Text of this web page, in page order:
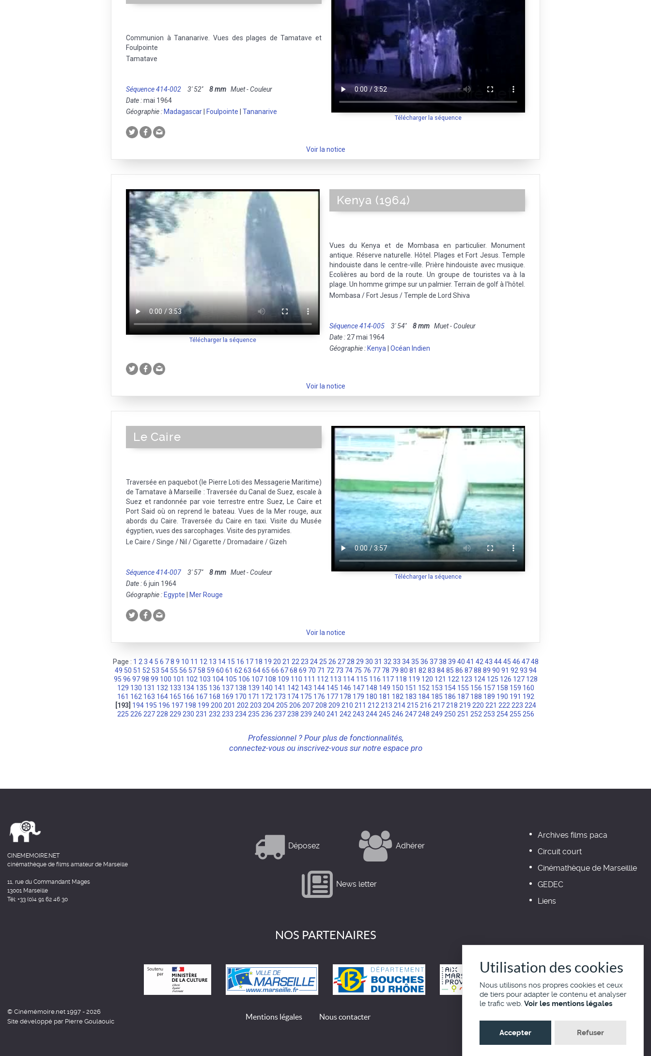
Télécharger la séquence
Communion à Tananarive. Vues des plages de Tamatave et
Foulpointe
Tamatave
Séquence 414-002 3' 52'' 8 mm Muet - Couleur
Date :mai 1964
Géographie : Madagascar Foulpointe Tananarive
Voir la notice
Télécharger la séquence
Kenya (1964)
Vues du Kenya et de Mombasa en particulier. Monument
antique. Réserve naturelle. Hôtel. Plages et Fort Jesus. Temple
hindouiste dans le centre-ville. Prière hindouiste avec musique.
Ecolières au bord de la route. Un groupe de touristes va à la
plage. Un homme grimpe sur un palmier. Terrain de golf à l'hôtel.
Mombasa / Fort Jesus / Temple de Lord Shiva
Séquence 414-005 3' 54'' 8 mm Muet - Couleur
Date : 27 mai 1964
Géographie : Kenya Océan Indien
Voir la notice
Télécharger la séquence
Le Caire
Traversée en paquebot (le Pierre Loti des Messagerie Maritime)
de Tamatave à Marseille : Traversée du Canal de Suez, escale à
Suez et randonnée par voie terrestre entre Suez, Le Caire et
Port Said où on reprend le bateau. Vues de la Mer rouge, aux
abords du Caire. Traversée du Caire en taxi. Visite du Musée
égyptien, vues des sarcophages. Visite des pyramides.
Le Caire / Singe / Nil / Cigarette / Dromadaire / Gizeh
Séquence 414-007 3' 57'' 8 mm Muet - Couleur
Date :6 juin 1964
Géographie : Egypte Mer Rouge
Voir la notice
Page : 1 2 3 4 5 6 7 8 9 10 11 12 13 14 15 16 17 18 19 20 21 22 23 24 25 26 27 28 29 30 31 32 33 34 35 36 37 38 39 40 41 42 43 44 45 46 47 48
49 50 51 52 53 54 55 56 57 58 59 60 61 62 63 64 65 66 67 68 69 70 71 72 73 74 75 76 77 78 79 80 81 82 83 84 85 86 87 88 89 90 91 92 93 94
95 96 97 98 99 100 101 102 103 104 105 106 107 108 109 110 111 112 113 114 115 116 117 118 119 120 121 122 123 124 125 126 127 128
129 130 131 132 133 134 135 136 137 138 139 140 141 142 143 144 145 146 147 148 149 150 151 152 153 154 155 156 157 158 159 160
161 162 163 164 165 166 167 168 169 170 171 172 173 174 175 176 177 178 179 180 181 182 183 184 185 186 187 188 189 190 191 192
[193] 194 195 196 197 198 199 200 201 202 203 204 205 206 207 208 209 210 211 212 213 214 215 216 217 218 219 220 221 222 223 224
225 226 227 228 229 230 231 232 233 234 235 236 237 238 239 240 241 242 243 244 245 246 247 248 249 250 251 252 253 254 255 256
Professionnel ? Pour plus de fonctionnalités,
connectez-vous ou inscrivez-vous sur notre espace pro
CINEMEMOIRE.NET
cinémathèque de films amateur de Marseille
11, rue du Commandant Mages
13001 Marseille
Tél: +33 (0)4 91 62 46 30
Déposez Adhérer
News letter
Archives films paca
Circuit court
Cinémathèque de Marseillle
GEDEC
Liens
NOS PARTENAIRES
© Cinémémoire.net 1997 - 2026
Site développé par Pierre Goulaouic
Mentions légales Nous contacter
Utilisation des cookies
Nous utilisons nos propres cookies et ceux
de tiers pour adapter le contenu et analyser
le trafic web. Voir les mentions légales
Accepter Refuser